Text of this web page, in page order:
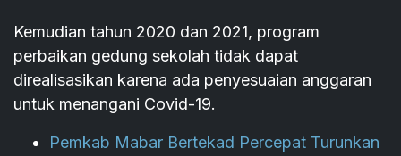
Kemudian tahun 2020 dan 2021, program
perbaikan gedung sekolah tidak dapat
direalisasikan karena ada penyesuaian anggaran
untuk menangani Covid-19.
Pemkab Mabar Bertekad Percepat Turunkan